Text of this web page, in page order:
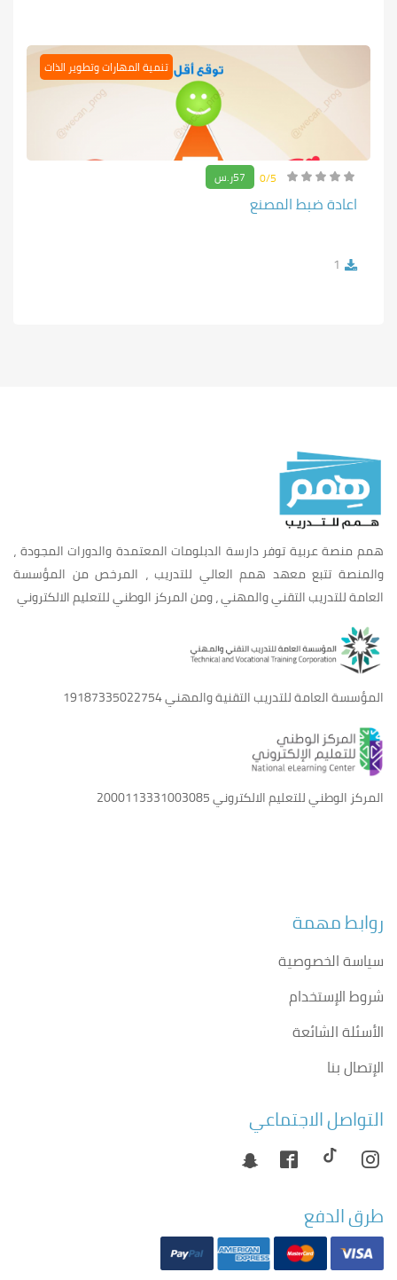
تنمية المهارات وتطوير الذات
0/5 57ر.س
اعادة ضبط المصنع
1
همم منصة عربية توفر دارسة الدبلومات المعتمدة والدورات المجودة ،
والمنصة تتبع معهد همم العالي للتدريب ، المرخص من المؤسسة
العامة للتدريب التقني والمهني ، ومن المركز الوطني للتعليم الالكتروني
المؤسسة العامة للتدريب التقنية والمهني19187335022754
المركز الوطني للتعليم الالكتروني2000113331003085
روابط مهمة
سياسة الخصوصية
شروط الإستخدام
الأسئلة الشائعة
الإتصال بنا
التواصل الاجتماعي
طرق الدفع